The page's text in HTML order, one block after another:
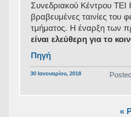
Συνεδριακού Κέντρου
βραβευμένες ταινίες του
τμήματος. Η έναρξη των
είναι ελεύθερη για το
Πηγή
30 Ιανουαρίου, 2018
«